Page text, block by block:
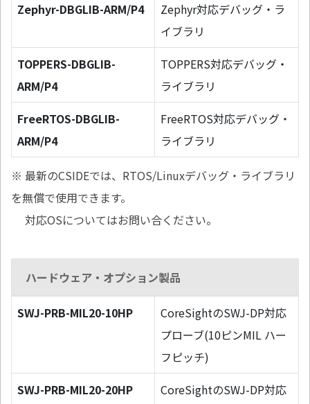
Zephyr-DBGLIB-ARM/P4
Zephyr対応デバッグ・ラ
イブラリ
TOPPERS-DBGLIB-
ARM/P4
TOPPERS対応デバッグ・
ライブラリ
FreeRTOS-DBGLIB-
ARM/P4
FreeRTOS対応デバッグ・
ライブラリ
※ 最新のCSIDEでは、RTOS/Linuxデバッグ・ライブラリ
を無償で使用できます。
対応OSについてはお問い合ください。
ハードウェア・オプション製品
SWJ-PRB-MIL20-10HP
CoreSightのSWJ-DP対応
プローブ(10ピンMIL ハー
フピッチ)
SWJ-PRB-MIL20-20HP
CoreSightのSWJ-DP対応